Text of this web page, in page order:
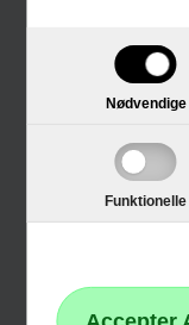
Nødvendige
Funktionelle